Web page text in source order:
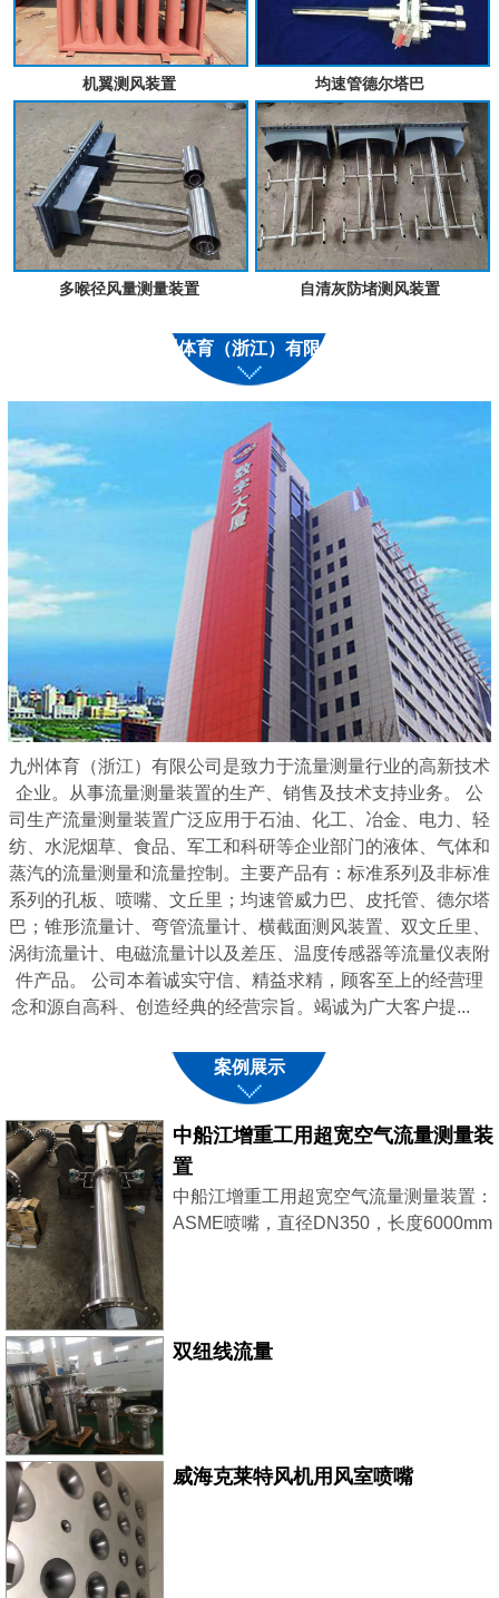
机翼测风装置 均速管德尔塔巴
多喉径风量测量装置 自清灰防堵测风装置
九州体育（浙江）有限公司
九州体育（浙江）有限公司是致力于流量测量行业的高新技术
企业。从事流量测量装置的生产、销售及技术支持业务。 公
司生产流量测量装置广泛应用于石油、化工、冶金、电力、轻
纺、水泥烟草、食品、军工和科研等企业部门的液体、气体和
蒸汽的流量测量和流量控制。主要产品有：标准系列及非标准
系列的孔板、喷嘴、文丘里；均速管威力巴、皮托管、德尔塔
巴；锥形流量计、弯管流量计、横截面测风装置、双文丘里、
涡街流量计、电磁流量计以及差压、温度传感器等流量仪表附
件产品。 公司本着诚实守信、精益求精，顾客至上的经营理
念和源自高科、创造经典的经营宗旨。竭诚为广大客户提...
案例展示
中船江增重工用超宽空气流量测量装
置
中船江增重工用超宽空气流量测量装置：
ASME喷嘴，直径DN350，长度6000mm
双纽线流量
威海克莱特风机用风室喷嘴